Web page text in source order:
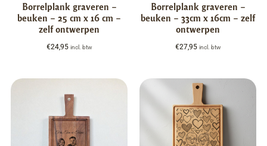
Borrelplank graveren –
beuken – 25 cm x 16 cm –
zelf ontwerpen
€24,95 incl. btw
Borrelplank graveren –
beuken – 33cm x 16cm – zelf
ontwerpen
€27,95 incl. btw